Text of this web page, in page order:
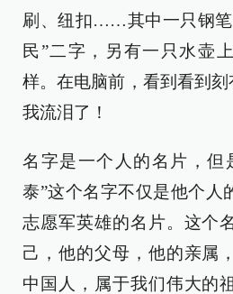
刷、纽扣……其中一只钢笔
民”二字，另有一只水壶
样。在电脑前，看到看到刻
我流泪了！
名字是一个人的名片，但
泰”这个名字不仅是他个人
志愿军英雄的名片。这个
己，他的父母，他的亲属
中国人，属于我们伟大的